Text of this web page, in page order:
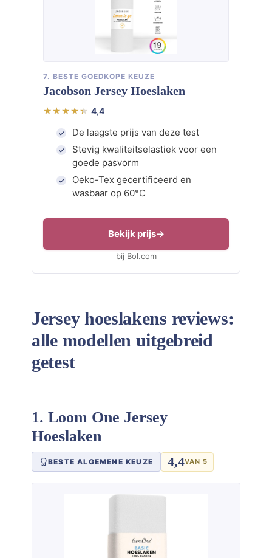
7. BESTE GOEDKOPE KEUZE
Jacobson Jersey Hoeslaken
4,4
De laagste prijs van deze test
Stevig kwaliteitselastiek voor een
goede pasvorm
Oeko-Tex gecertificeerd en
wasbaar op 60°C
Bekijk prijs
bij Bol.com
Jersey hoeslakens reviews:
alle modellen uitgebreid
getest
1. Loom One Jersey
Hoeslaken
BESTE ALGEMENE KEUZE 4,4VAN 5